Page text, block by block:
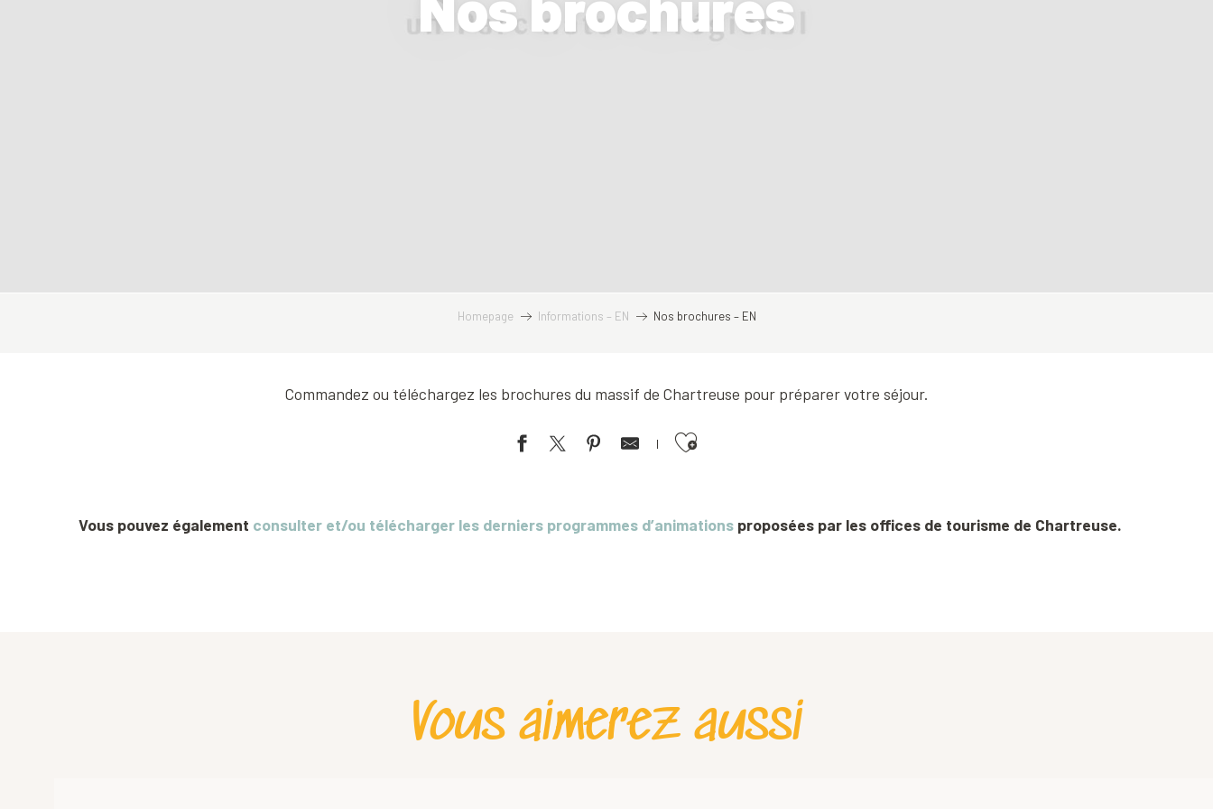
Homepage Informations – EN Nos brochures – EN
Commandez ou téléchargez les brochures du massif de Chartreuse pour préparer votre séjour.
Ajouter aux favoris
Vous pouvez également consulter et/ou télécharger les derniers programmes d’animations proposées par les offices de tourisme de Chartreuse.
Vous aimerez aussi